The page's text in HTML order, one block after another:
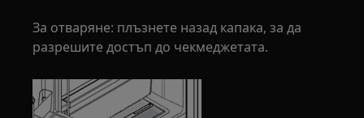
За отваряне: плъзнете назад капака, за да
разрешите достъп до чекмеджетата.